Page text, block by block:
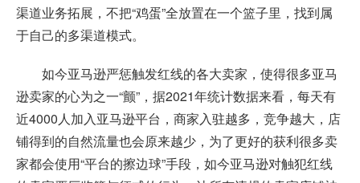
渠道业务拓展，不把“鸡蛋”全放置在一个篮子里，找到属
于自己的多渠道模式。
如今亚马逊严惩触发红线的各大卖家，使得很多亚马
逊卖家的心为之一“颤”，据2021年统计数据来看，每天有
近4000人加入亚马逊平台，商家入驻越多，竞争越大，店
铺得到的自然流量也会原来越少，为了更好的获利很多卖
家都会使用“平台的擦边球”手段，如今亚马逊对触犯红线